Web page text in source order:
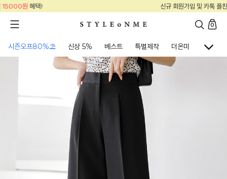
15000원혜택!
0
시즌오프80%⛱ 신상 5% 베스트 특별제작 더온미 골프웨어